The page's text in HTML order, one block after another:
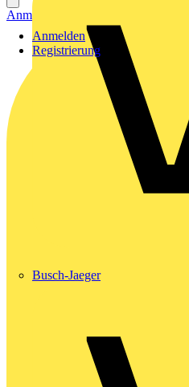
Busch-Jaeger
Anmelden
Registrierung
Anmelden